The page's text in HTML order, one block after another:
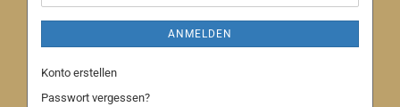
ANMELDEN
Konto erstellen
Passwort vergessen?